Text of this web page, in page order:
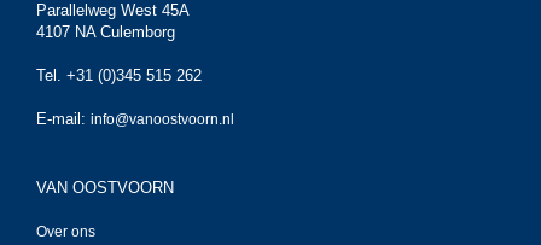
Parallelweg West 45A
4107 NA Culemborg
Tel. +31 (0)345 515 262
E-mail: info@vanoostvoorn.nl
VAN OOSTVOORN
Over ons